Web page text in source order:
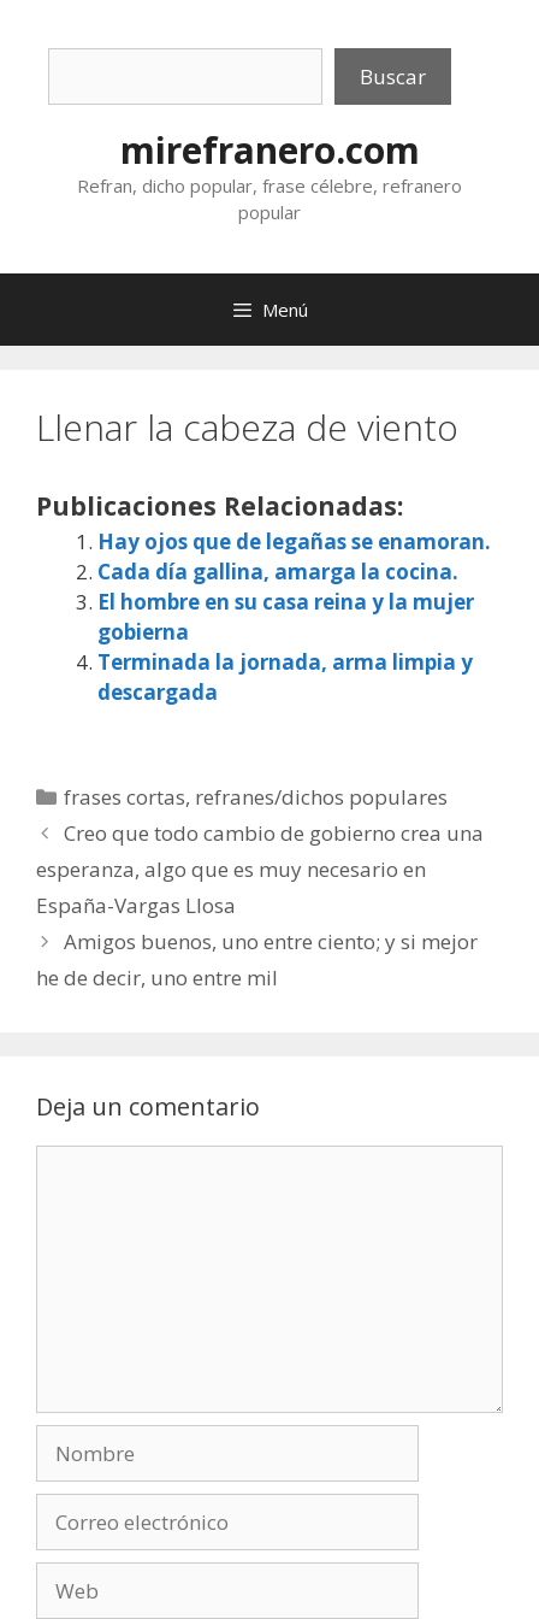
Buscar
mirefranero.com
Refran, dicho popular, frase célebre, refranero
popular
Menú
Llenar la cabeza de viento
Publicaciones Relacionadas:
Hay ojos que de legañas se enamoran.
Cada día gallina, amarga la cocina.
El hombre en su casa reina y la mujer
gobierna
Terminada la jornada, arma limpia y
descargada
Categorías
frases cortas, refranes/dichos populares
Creo que todo cambio de gobierno crea una
esperanza, algo que es muy necesario en
España-Vargas Llosa
Amigos buenos, uno entre ciento; y si mejor
he de decir, uno entre mil
Deja un comentario
electrónico